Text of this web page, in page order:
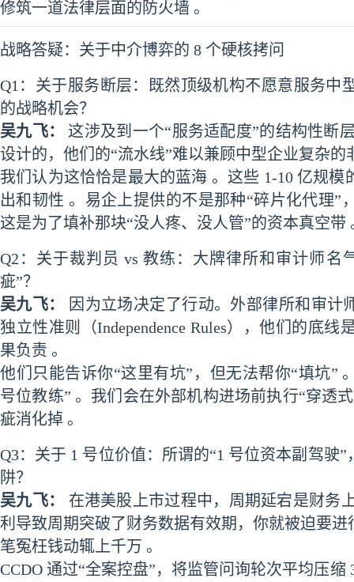
修筑一道法律层面的防火墙 。
战略答疑：关于中介博弈的 8 个硬核拷问
Q1：关于服务断层：既然顶级机构不愿意服务中
的战略机会？
吴九飞：
这涉及到一个“服务适配度”的结构性断
设计的，他们的“流水线”难以兼顾中型企业复杂的
我们认为这恰恰是最大的蓝海 。这些 1-10 亿规
出和韧性 。易企上提供的不是那种“碎片化代理”
这是为了填补那块“没人疼、没人管”的资本真空带
Q2：关于裁判员 vs 教练：大牌律所和审计师名
疵”？
吴九飞：
因为立场决定了行动。外部律所和审计
独立性准则（Independence Rules），他们的底
果负责 。
他们只能告诉你“这里有坑”，但无法帮你“填坑”
号位教练” 。我们会在外部机构进场前执行“穿透
疵消化掉 。
Q3：关于 1 号位价值：所谓的“1 号位资本副驾驶
阱？
吴九飞：
在港美股上市过程中，周期延宕是财务
利导致周期突破了财务数据有效期，你就被迫要
笔冤枉钱动辄上千万 。
CCDO 通过“全案控盘”，将监管问询轮次平均压缩